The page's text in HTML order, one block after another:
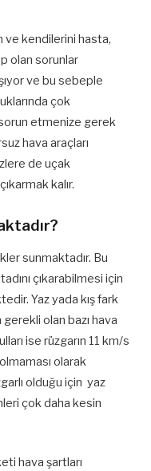
ve kendilerini hasta,
olan sorunlar
ve bu sebeple
çok
etmenize gerek
hava araçları
de uçak
kalır.
sunmaktadır. Bu
çıkarabilmesi için
Yaz yada kış fark
olan bazı hava
ise rüzgarın 11 km/s
olmaması olarak
olduğu için yaz
çok daha kesin
hava şartları